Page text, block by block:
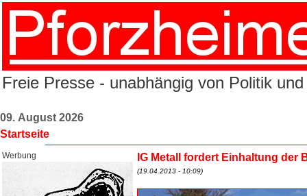
Freie Presse - unabhängig von Politik
09. August 2026
Startseite
Werbung IG Metall fordert Einhaltung
(19.04.2013 - 10:09)